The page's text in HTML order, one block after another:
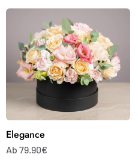
Elegance
Elegance
Ab 79.90€